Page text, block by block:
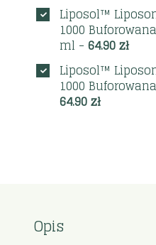
Liposol™
1000
ml -64.90zł
Liposol™
1000
64.90zł
Opis